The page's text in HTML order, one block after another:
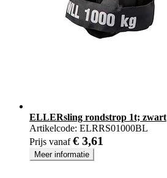
ELLERsling rondstrop 1t; zwart
Artikelcode: ELRRS01000BL
Prijs vanaf € 3,61
Meer informatie